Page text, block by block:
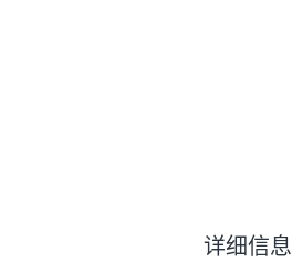
详细信息